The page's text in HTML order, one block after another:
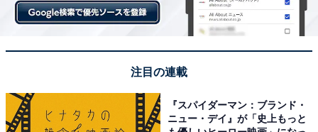
注目の連載
『スパイダーマン：ブランド・
ニュー・デイ』が「史上もっと